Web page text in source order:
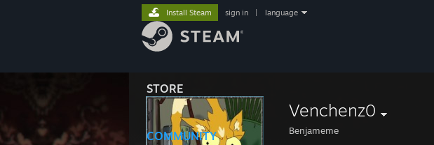
STORE
COMMUNITY
Install Steam sign in language
Venchenz0
Benjameme